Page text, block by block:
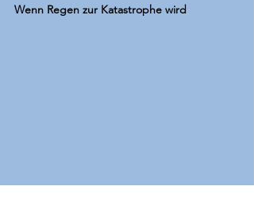
Wenn Regen zur Katastrophe wird